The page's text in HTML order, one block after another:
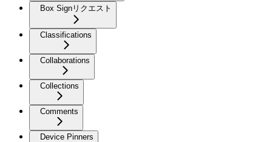
Box Signリクエスト
Classifications
Collaborations
Collections
Comments
Device Pinners